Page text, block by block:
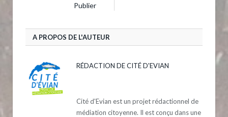
Publier
A PROPOS DE L'AUTEUR
RÉDACTION DE CITÉ D'EVIAN
Cité d'Evian est un projet rédactionnel de
médiation citoyenne. Il est conçu dans une